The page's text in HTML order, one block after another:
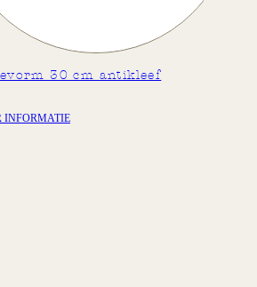
Cakevormpjes 150st